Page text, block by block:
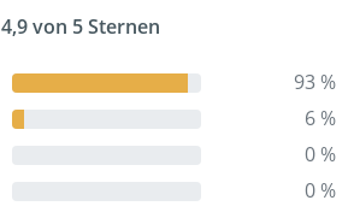
4,9 von 5 Sternen
93 %
6 %
0 %
0 %